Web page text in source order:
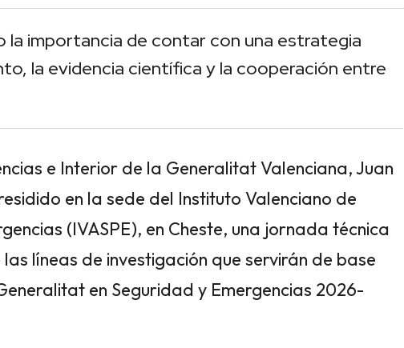
la importancia de contar con una estrategia
la evidencia científica y la cooperación entre
e Interior de la Generalitat Valenciana, Juan
en la sede del Instituto Valenciano de
(IVASPE), en Cheste, una jornada técnica
líneas de investigación que servirán de base
en Seguridad y Emergencias 2026-